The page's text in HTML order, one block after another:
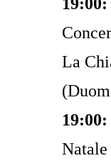
La
19:00: